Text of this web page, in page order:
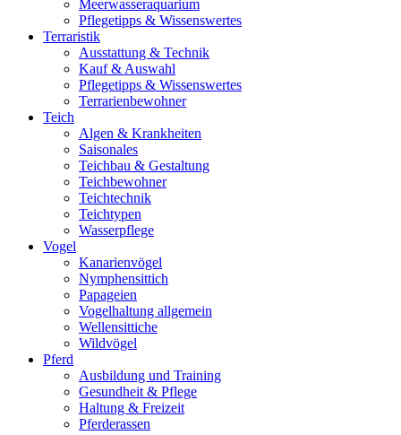
Meerwasseraquarium
Pflegetipps & Wissenswertes
Terraristik
Ausstattung & Technik
Kauf & Auswahl
Pflegetipps & Wissenswertes
Terrarienbewohner
Teich
Algen & Krankheiten
Saisonales
Teichbau & Gestaltung
Teichbewohner
Teichtechnik
Teichtypen
Wasserpflege
Vogel
Kanarienvögel
Nymphensittich
Papageien
Vogelhaltung allgemein
Wellensittiche
Wildvögel
Pferd
Ausbildung und Training
Gesundheit & Pflege
Haltung & Freizeit
Pferderassen